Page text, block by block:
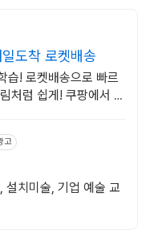
도착 로켓배송
습! 로켓배송으로 빠르
처럼 쉽게! 쿠팡에서 명
고
설치미술, 기업 예술 교